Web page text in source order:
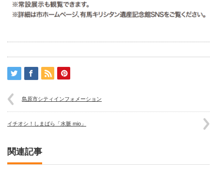
島原市シティインフォメーション
イチオシ！しまばら「水脈 mio」
関連記事